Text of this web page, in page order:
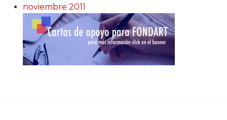
noviembre 2011